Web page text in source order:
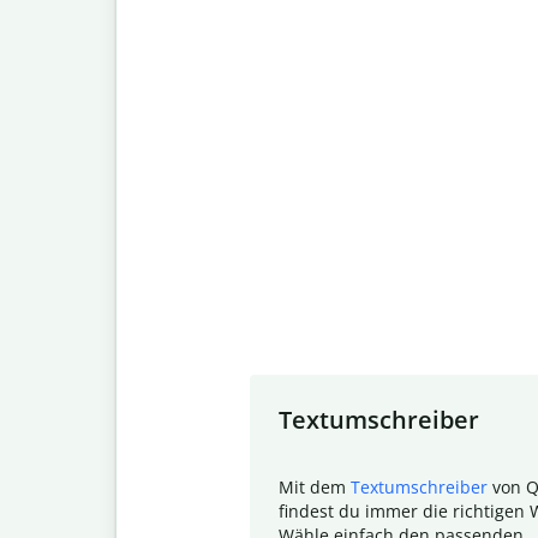
Textumschreiber
Mit dem Textumschreiber von
findest du immer die richtigen